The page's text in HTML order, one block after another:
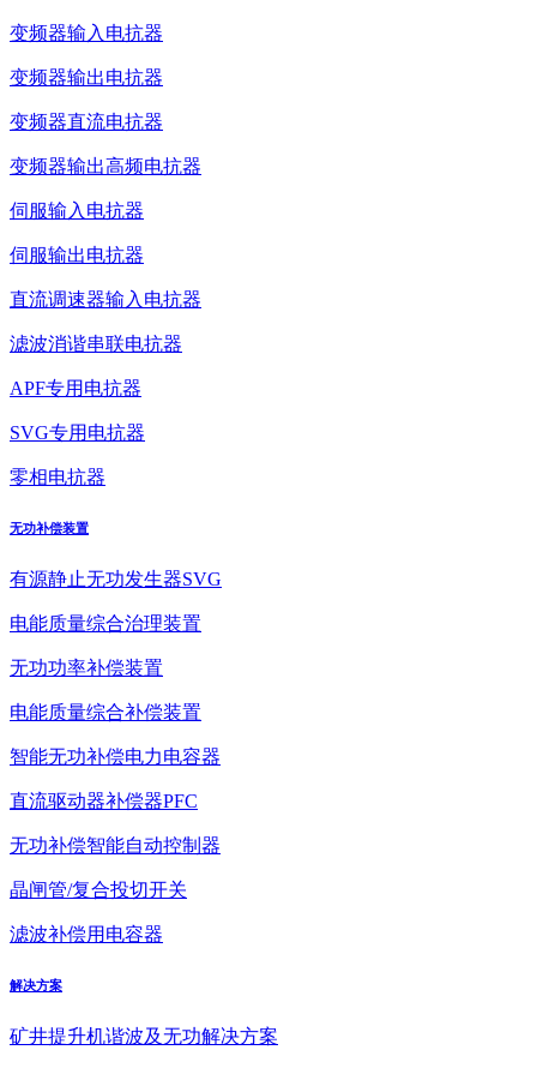
变频器输入电抗器
变频器输出电抗器
变频器直流电抗器
变频器输出高频电抗器
伺服输入电抗器
伺服输出电抗器
直流调速器输入电抗器
滤波消谐串联电抗器
APF专用电抗器
SVG专用电抗器
零相电抗器
无功补偿装置
有源静止无功发生器SVG
电能质量综合治理装置
无功功率补偿装置
电能质量综合补偿装置
智能无功补偿电力电容器
直流驱动器补偿器PFC
无功补偿智能自动控制器
晶闸管/复合投切开关
滤波补偿用电容器
解决方案
矿井提升机谐波及无功解决方案